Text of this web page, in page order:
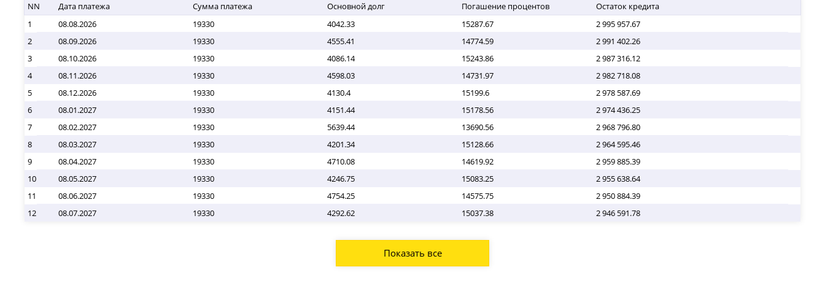
NN Дата платежа Сумма платежа Основной долг Погашение процентов
Остаток кредита
1
08.08.2026 19330 4042.33 15287.67
2 995 957.67
2
08.09.2026 19330 4555.41 14774.59
2 991 402.26
3
08.10.2026 19330 4086.14 15243.86
2 987 316.12
4
08.11.2026 19330 4598.03 14731.97
2 982 718.08
5
08.12.2026 19330 4130.4 15199.6
2 978 587.69
6
08.01.2027 19330 4151.44 15178.56
2 974 436.25
7
08.02.2027 19330 5639.44 13690.56
2 968 796.80
8
08.03.2027 19330 4201.34 15128.66
2 964 595.46
9
08.04.2027 19330 4710.08 14619.92
2 959 885.39
10
08.05.2027 19330 4246.75 15083.25
2 955 638.64
11
08.06.2027 19330 4754.25 14575.75
2 950 884.39
12
08.07.2027 19330 4292.62 15037.38 2 946 591.78
Показать все